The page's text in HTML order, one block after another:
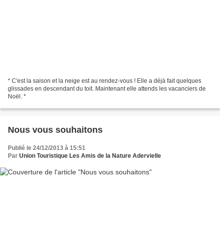
* C'est la saison et la neige est au rendez-vous ! Elle a déjà fait quelques
glissades en descendant du toit. Maintenant elle attends les vacanciers de
Noël. *
Nous vous souhaitons
Publié le 24/12/2013 à 15:51
Par Union Touristique Les Amis de la Nature Adervielle